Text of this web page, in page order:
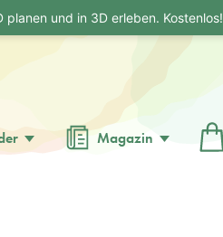
Magazin
planen und in 3D erleben. Kostenlos!